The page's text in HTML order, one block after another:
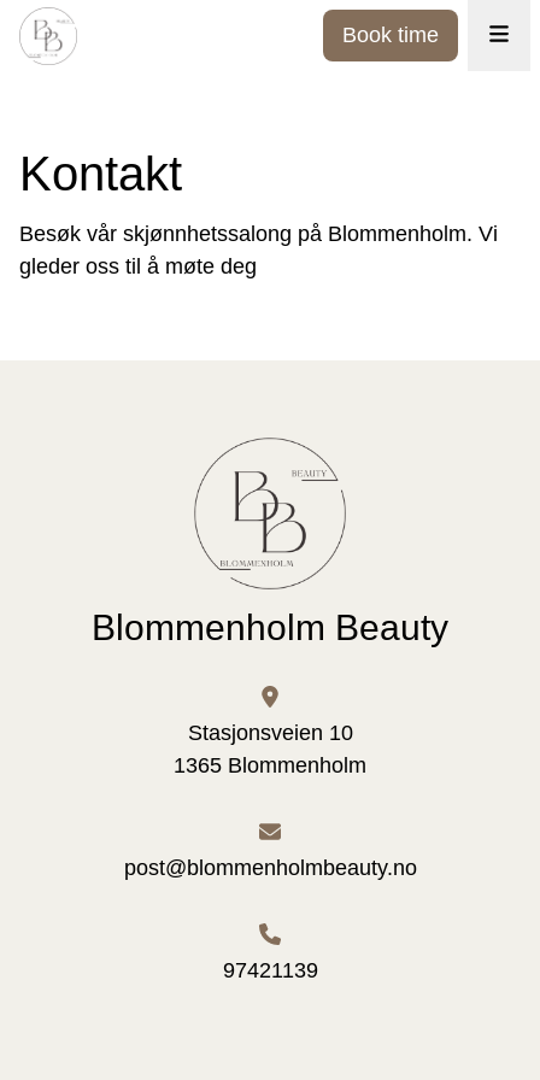
Book time
Kontakt
Besøk vår skjønnhetssalong på Blommenholm. Vi
gleder oss til å møte deg
Blommenholm Beauty
Stasjonsveien 10
1365 Blommenholm
post@blommenholmbeauty.no
97421139